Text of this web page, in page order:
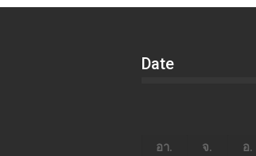
Date
อา. จ. อ.